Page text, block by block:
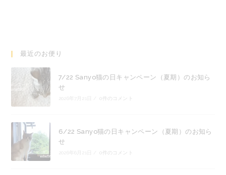
最近のお便り
7/22 Sanyo猫の日キャンペーン（夏期）のお知ら
せ
0件のコメント
6/22 Sanyo猫の日キャンペーン（夏期）のお知ら
せ
2026年6月21日 0件のコメント